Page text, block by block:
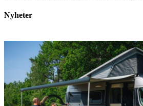
Nyheter